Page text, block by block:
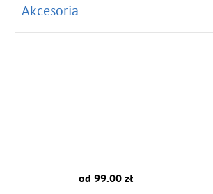
Akcesoria
od 99.00 zł